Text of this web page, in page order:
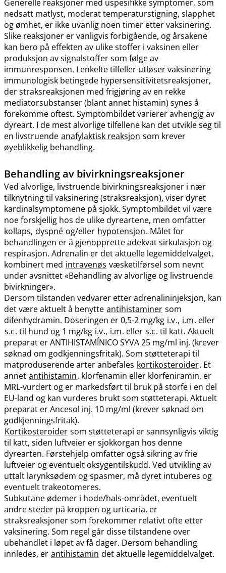
Generelle reaksjoner med uspesifikke symptomer, som
nedsatt matlyst, moderat temperaturstigning, slapphet
og ømhet, er ikke uvanlig noen timer etter vaksinering.
Slike reaksjoner er vanligvis forbigående, og årsakene
kan bero på effekten av ulike stoffer i vaksinen eller
produksjon av signalstoffer som følge av
immunresponsen. I enkelte tilfeller utløser vaksinering
immunologisk betingede hypersensitivitetsreaksjoner,
der straksreaksjonen med frigjøring av en rekke
mediatorsubstanser (blant annet histamin) synes å
forekomme oftest. Symptombildet varierer avhengig av
dyreart. I de mest alvorlige tilfellene kan det utvikle seg til
en livstruende anafylaktisk reaksjon som krever
øyeblikkelig behandling.
Behandling av bivirkningsreaksjoner
Ved alvorlige, livstruende bivirkningsreaksjoner i nær
tilknytning til vaksinering (straksreaksjon), viser dyret
kardinalsymptomene på sjokk. Symptombildet vil være
noe forskjellig hos de ulike dyreartene, men omfatter
kollaps, dyspné og​/​eller hypotensjon. Målet for
behandlingen er å gjenopprette adekvat sirkulasjon og
respirasjon. Adrenalin er det aktuelle legemiddelvalget,
kombinert med intravenøs væsketilførsel som nevnt
under avsnittet «Behandling av alvorlige og livstruende
bivirkninger».
Dersom tilstanden vedvarer etter adrenalininjeksjon, kan
det være aktuelt å benytte antihistaminer som
difenhydramin. Doseringen er 0,5-2 mg/kg i.v., i.m. eller
s.c. til hund og 1 mg/kg i.v., i.m. eller s.c. til katt. Aktuelt
preparat er ANTIHISTAMÍNICO SYVA 25 mg/ml inj. (krever
søknad om godkjenningsfritak). Som støtteterapi til
matproduserende arter anbefales kortikosteroider. Et
annet antihistamin, klorfenamin eller klorfeniramin, er
MRL-vurdert og er markedsført til bruk på storfe i en del
EU-land og kan vurderes brukt som støtteterapi. Aktuelt
preparat er Ancesol inj. 10 mg/ml (krever søknad om
godkjenningsfritak).
Kortikosteroider som støtteterapi er sannsynligvis viktig
til katt, siden luftveier er sjokkorgan hos denne
dyrearten. Førstehjelp omfatter også sikring av frie
luftveier og eventuelt oksygentilskudd. Ved utvikling av
uttalt larynksødem og spasmer, må dyret intuberes og
eventuelt trakeotomeres.
Subkutane ødemer i hode​/​hals-området, eventuelt
andre steder på kroppen og urticaria, er
straksreaksjoner som forekommer relativt ofte etter
vaksinering. Som regel går disse tilstandene over
ubehandlet i løpet av få dager. Dersom behandling
innledes, er antihistamin det aktuelle legemiddelvalget.